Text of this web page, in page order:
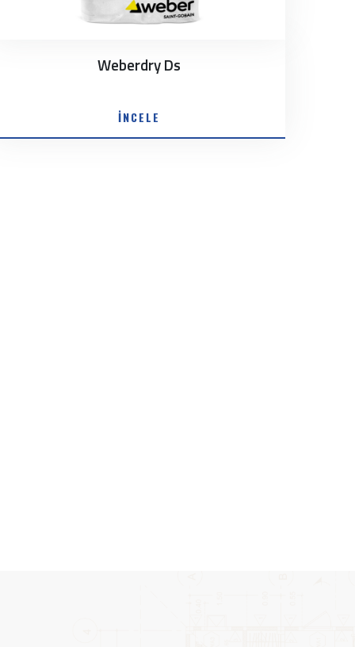
Weberdry Ds
İNCELE